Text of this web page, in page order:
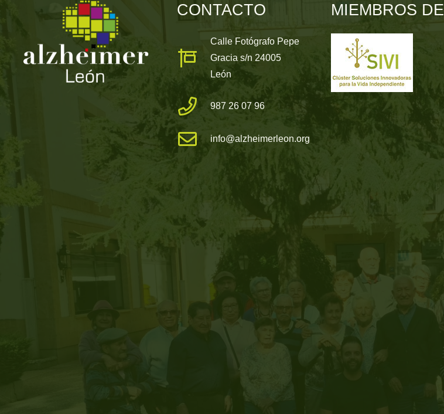
CONTACTO
Calle Fotógrafo Pepe
Gracia s/n 24005
León
987 26 07 96
info@alzheimerleon.org
MIEMBROS DE